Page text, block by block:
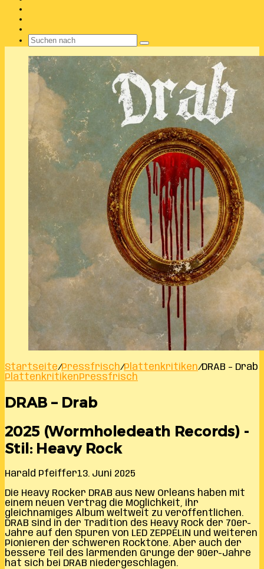
Suchen
nach
Startseite/Pressfrisch/Plattenkritiken/DRAB – Drab
PlattenkritikenPressfrisch
DRAB – Drab
2025 (Wormholedeath Records) -
Stil: Heavy Rock
Harald Pfeiffer13. Juni 2025
Die Heavy Rocker DRAB aus New Orleans haben mit
einem neuen Vertrag die Möglichkeit, ihr
gleichnamiges Album weltweit zu veröffentlichen.
DRAB sind in der Tradition des Heavy Rock der 70er-
Jahre auf den Spuren von LED ZEPPELIN und weiteren
Pionieren der schweren Rocktöne. Aber auch der
bessere Teil des lärmenden Grunge der 90er-Jahre
hat sich bei DRAB niedergeschlagen.